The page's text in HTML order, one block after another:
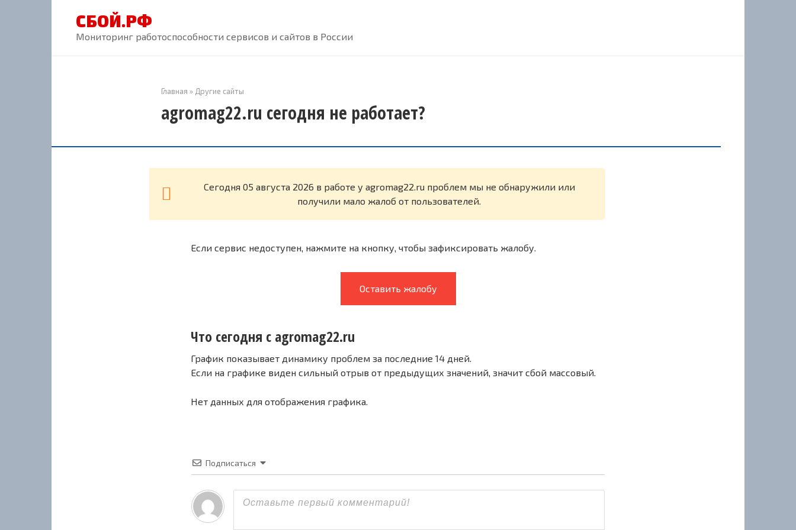
СБОЙ.РФ
Мониторинг работоспособности сервисов и сайтов в России
Главная » Другие сайты
agromag22.ru сегодня не работает?
Cегодня 05 августа 2026 в работе у agromag22.ru проблем мы не обнаружили или
получили мало жалоб от пользователей.
Если сервис недоступен, нажмите на кнопку, чтобы зафиксировать жалобу.
Оставить жалобу
Что сегодня с agromag22.ru
График показывает динамику проблем за последние 14 дней.
Если на графике виден сильный отрыв от предыдущих значений, значит сбой массовый.
Нет данных для отображения графика.
Подписаться